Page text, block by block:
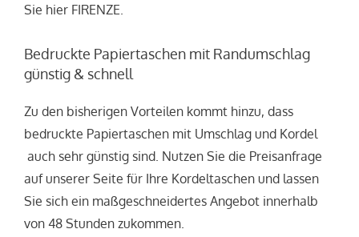
Sie hier FIRENZE.
Bedruckte Papiertaschen mit Randumschlag
günstig & schnell
Zu den bisherigen Vorteilen kommt hinzu, dass
bedruckte Papiertaschen mit Umschlag und Kordel
auch sehr günstig sind. Nutzen Sie die Preisanfrage
auf unserer Seite für Ihre Kordeltaschen und lassen
Sie sich ein maßgeschneidertes Angebot innerhalb
von 48 Stunden zukommen.